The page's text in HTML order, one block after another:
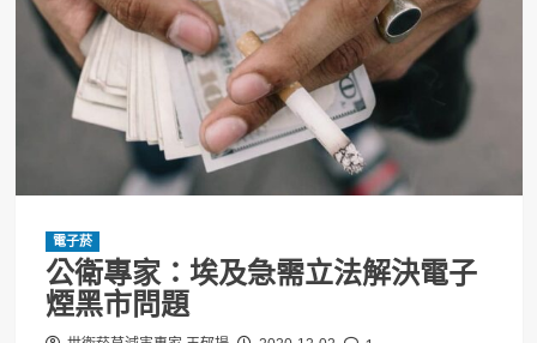
電子菸
公衛專家：埃及急需立法解決電子
煙黑市問題